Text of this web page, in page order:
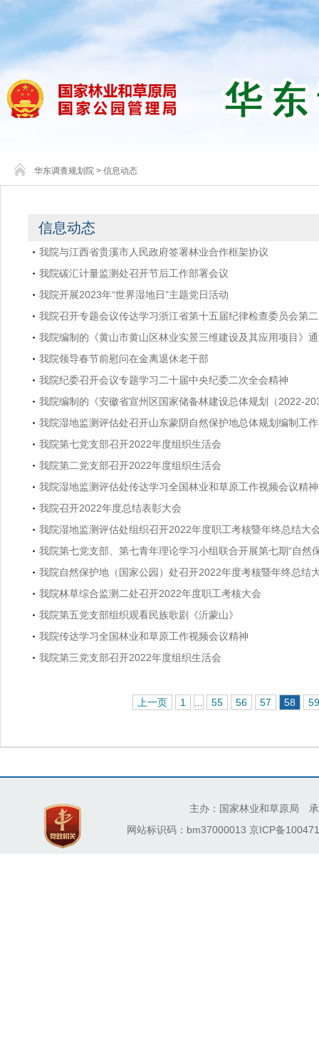
华东调查规划院 > 信息动态
信息动态
我院与江西省贵溪市人民政府签署林业合作框架协议
我院碳汇计量监测处召开节后工作部署会议
我院开展2023年“世界湿地日”主题党日活动
我院召开专题会议传达学习浙江省第十五届纪律检查委员会第
我院编制的《黄山市黄山区林业实景三维建设及其应用项目》
我院领导春节前慰问在金离退休老干部
我院纪委召开会议专题学习二十届中央纪委二次全会精神
我院编制的《安徽省宣州区国家储备林建设总体规划（2022-
我院湿地监测评估处召开山东蒙阴自然保护地总体规划编制工
我院第七党支部召开2022年度组织生活会
我院第二党支部召开2022年度组织生活会
我院湿地监测评估处传达学习全国林业和草原工作视频会议精神
我院召开2022年度总结表彰大会
我院湿地监测评估处组织召开2022年度职工考核暨年终总结大
我院第七党支部、第七青年理论学习小组联合开展第七期“自然
我院自然保护地（国家公园）处召开2022年度考核暨年终总结
我院林草综合监测二处召开2022年度职工考核大会
我院第五党支部组织观看民族歌剧《沂蒙山》
我院传达学习全国林业和草原工作视频会议精神
我院第三党支部召开2022年度组织生活会
上一页 1 ... 55 56 57 58 59
主办：国家林业和草原局
网站标识码：bm37000013 京ICP备